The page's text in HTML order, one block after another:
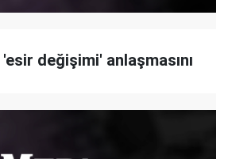
değişimi' anlaşmasını